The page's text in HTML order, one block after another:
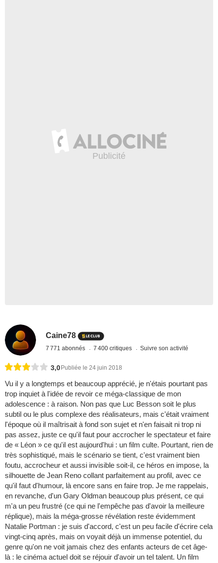
Caine78
7 771 abonnés 7 400 critiques Suivre son activité
3,0 Publiée le 24 juin 2018
Vu il y a longtemps et beaucoup apprécié, je n'étais pourtant pas
trop inquiet à l'idée de revoir ce méga-classique de mon
adolescence : à raison. Non pas que Luc Besson soit le plus
subtil ou le plus complexe des réalisateurs, mais c'était vraiment
l'époque où il maîtrisait à fond son sujet et n'en faisait ni trop ni
pas assez, juste ce qu'il faut pour accrocher le spectateur et faire
de « Léon » ce qu'il est aujourd'hui : un film culte. Pourtant, rien de
très sophistiqué, mais le scénario se tient, c'est vraiment bien
foutu, accrocheur et aussi invisible soit-il, ce héros en impose, la
silhouette de Jean Reno collant parfaitement au profil, avec ce
qu'il faut d'humour, là encore sans en faire trop. Je me rappelais,
en revanche, d'un Gary Oldman beaucoup plus présent, ce qui
m'a un peu frustré (ce qui ne l'empêche pas d'avoir la meilleure
réplique), mais la méga-grosse révélation reste évidemment
Natalie Portman : je suis d'accord, c'est un peu facile d'écrire cela
vingt-cinq après, mais on voyait déjà un immense potentiel, du
genre qu'on ne voit jamais chez des enfants acteurs de cet âge-
là : le cinéma actuel doit se réjouir d'avoir un tel talent. Un film